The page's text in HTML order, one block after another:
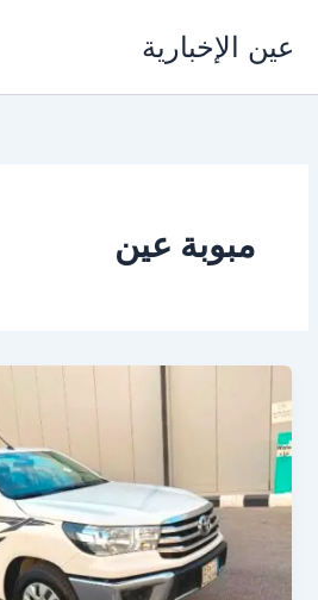
المحتوى
عين الإخبارية
مبوبة عين